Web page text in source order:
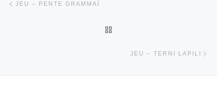
JEU – PENTE GRAMMAÏ
JEU – TERNI LAPILI